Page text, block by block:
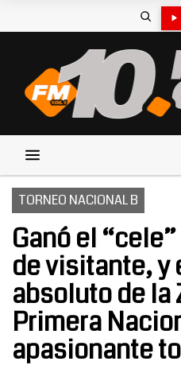
TORNEO NACIONAL B
Ganó el
de visitante, y
absoluto de la
Primera
apasionante